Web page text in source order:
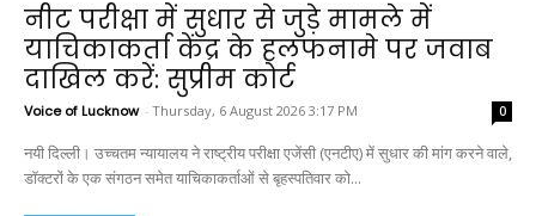
नीट परीक्षा में सुधार से जुड़े मामले में
याचिकाकर्ता केंद्र के हलफनामे पर जवाब
दाखिल करें: सुप्रीम कोर्ट
Voice of Lucknow - Thursday, 6 August 2026 3:17 PM 0
नयी दिल्ली। उच्चतम न्यायालय ने राष्ट्रीय परीक्षा एजेंसी (एनटीए) में सुधार की मांग करने वाले,
डॉक्टरों के एक संगठन समेत याचिकाकर्ताओं से बृहस्पतिवार को...